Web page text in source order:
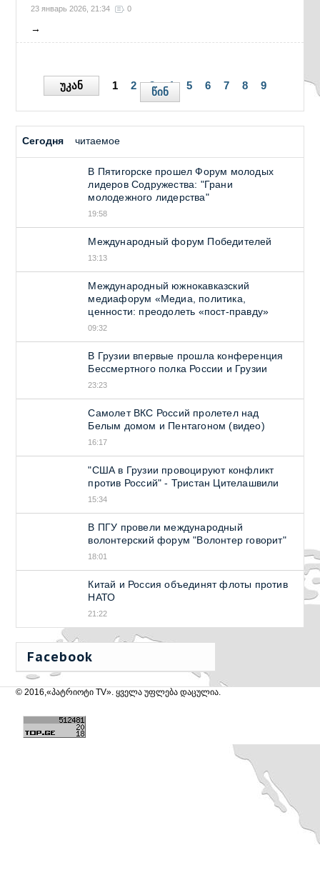
23 январь 2026, 21:34 0
→
უკან 1 2 3 4 5 6 7 8 9
წინ
Сегодня читаемое
В Пятигорске прошел Форум молодых
лидеров Содружества: "Грани
молодежного лидерства"
19:58
Международный форум Победителей
13:13
Международный южнокавказский
медиафорум «Медиа, политика,
ценности: преодолеть «пост-правду»
09:32
В Грузии впервые прошла конференция
Бессмертного полка России и Грузии
23:23
Самолет ВКС Россий пролетел над
Белым домом и Пентагоном (видео)
16:17
"США в Грузии провоцируют конфликт
против Россий" - Тристан Цителашвили
15:34
В ПГУ провели международный
волонтерский форум "Волонтер говорит"
18:01
Китай и Россия объединят флоты против
НАТО
21:22
Facebook
© 2016,«პატრიოტი TV». ყველა უფლება დაცულია.